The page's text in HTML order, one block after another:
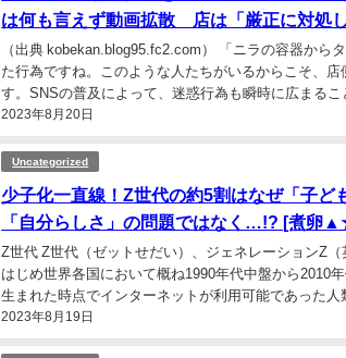
は何も言えず動画拡散 店は「厳正に対処
2023年8月20日
（出典 kobekan.blog95.fc2.com） 「ニラの容器から
た行為ですね。このような人たちがいるからこそ、
す。SNSの普及によって、迷惑行為も瞬時に広まる
たちには一刻も早く改善してほしいです...
Uncategorized
少子化一直線！Z世代の約5割はなぜ「子ど
「自分らしさ」の問題ではなく…!? [煮卵
2023年8月19日
Z世代 Z世代（ゼットせだい）、ジェネレーションZ
はじめ世界各国において概ね1990年代中盤から2010
生まれた時点でインターネットが利用可能であった人
ルネイティブでもある。… 24キロ...